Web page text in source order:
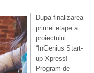
Dupa finalizarea
primei etape a
proiectului
“InGenius Start-
up Xpress!
Program de